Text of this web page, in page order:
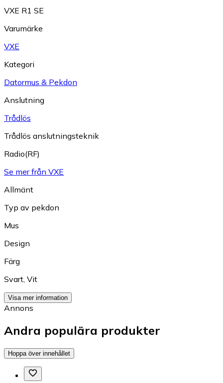
VXE R1 SE
Varumärke
VXE
Kategori
Datormus & Pekdon
Anslutning
Trådlös
Trådlös anslutningsteknik
Radio(RF)
Se mer från VXE
Allmänt
Typ av pekdon
Mus
Design
Färg
Svart Vit
Visa mer information
Annons
Andra populära produkter
Hoppa över innehållet